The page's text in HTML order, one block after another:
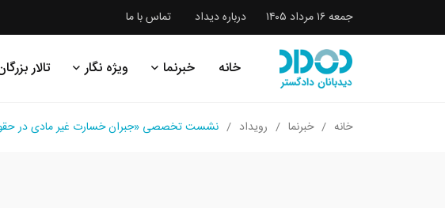
جمعه ۱۶ مرداد ۱۴۰۵ درباره دیداد تماس با ما
خانه خبرنما ویژه نگار تالار
خانه خبرنما رویداد نشست تخصصی «جبران خسارت غیر مادی در حقوق